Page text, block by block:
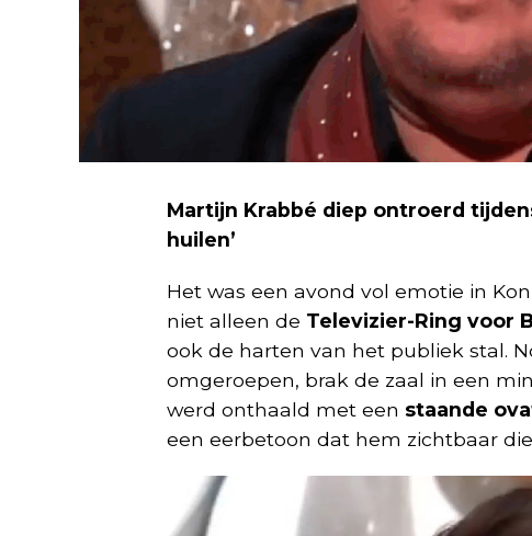
Martijn Krabbé diep ontroerd
huilen’
Het was een avond vol emotie in
niet alleen de Televizier-Ring voor
ook de harten van het publiek stal.
omgeroepen, brak de zaal in een
werd onthaald met een staande
een eerbetoon dat hem zichtbaar